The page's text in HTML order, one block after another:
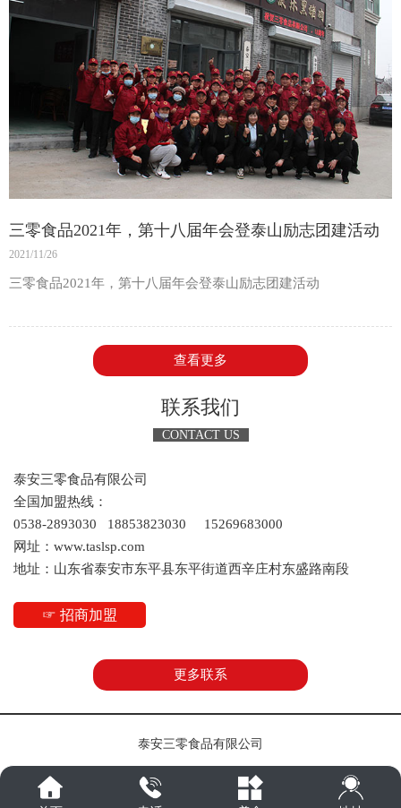
“我们想让产品‘出师有名’，更想让消费者吃得放心！”交流会
上，三零食品总经理刘涛的一句话，道出了众多民营食品企业的
心声。从2003年推着小摊卖熟食，到如今拥有70家分店、涵盖社
区超市业务，三零食品用22年走出了一条“接地气”的发展路——
不仅打造了150亩“不喂料、吃蒲草”的生态鱼池，还坚持“产品人
品良心食品”，甚至要求所有分店做到“单品数量、定价统一”，只
为守住老百姓对“放心味”的信任。
鱼鳞里的胶原蛋白，把糟鱼的古法工艺和现代营养标准相结
合！”沙珍霞院长提出的方向，准确对接了三零食品的发展需求。
双方围绕淡水水产开发、大健康食谱研发、鱼头鱼肉综合利用等
+美味”的健康食品新形态。
一个清晰蓝图：从实验室到餐桌的“健康链路”
这场交流会不只是“聊想法”，更拿出了实打实的合作计划。
室”或“青岛大学水生物植物研究基地”，未来还将联合东平科协、
东平融媒体中心等单位，把运河文化、黄河文化融入产品宣传
——让东平的健康食品，既有“科技含量”，又有“文化味道”。
更值得期待的是，沙珍霞教授团队还计划推出“科普与营养之
油炸食品，真正把“健康饮食”的理念送到老百姓身边。“我们甚至
想，参会人员提及泰康颐养中心“一床难求”、现有营养餐“口感欠
佳”的现状，恰恰为三零食品的生态鱼、健康熟食打开了“银发经
一种未来可期：小品牌也有“大梦想”
“盐碱地种出来的菜更有风味，生态鱼没有药物残留，这些都是我
三零食品2021年，第十八届年会登泰山励志团建活动
2021/11/26
三零食品2021年，第十八届年会登泰山励志团建活动
查看更多
联系我们
CONTACT US
泰安三零食品有限公司
全国加盟热线：
0538-2893030 18853823030 15269683000
网址：www.taslsp.com
地址：山东省泰安市东平县东平街道西辛庄村东盛路南段
☞ 招商加盟
更多联系
泰安三零食品有限公司